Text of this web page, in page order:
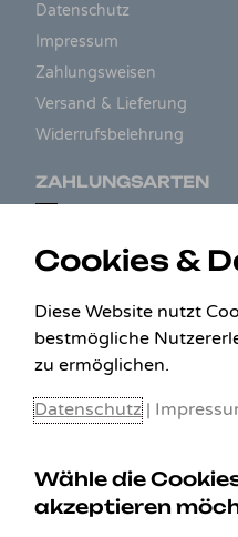
Datenschutz
Impressum
Zahlungsweisen
Versand & Lieferung
Widerrufsbelehrung
ZAHLUNGSARTEN
KONTAKT
Cookies &
Diese Website nutzt
bestmögliche
zu ermöglichen.
Datenschutz |
Wähle die
akzeptieren